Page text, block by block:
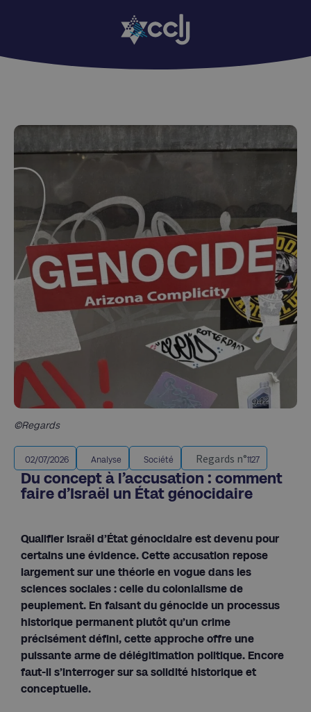
©Regards
02/07/2026 Analyse Société Regards n°1127
Du concept à l’accusation : comment
faire d’Israël un État génocidaire
Qualifier Israël d’État génocidaire est devenu pour
certains une évidence. Cette accusation repose
largement sur une théorie en vogue dans les
sciences sociales : celle du colonialisme de
peuplement. En faisant du génocide un processus
historique permanent plutôt qu’un crime
précisément défini, cette approche offre une
puissante arme de délégitimation politique. Encore
faut-il s’interroger sur sa solidité historique et
conceptuelle.